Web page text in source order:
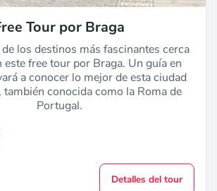
Tour por Braga
los destinos más fascinantes cerca
este free tour por Braga. Un guía en
a conocer lo mejor de esta ciudad
también conocida como la Roma de
Portugal.
Detalles del tour